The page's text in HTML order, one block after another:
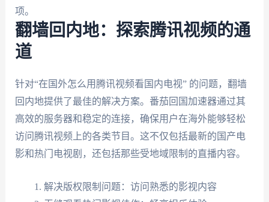
项。
翻墙回内地：探索腾讯视频的通
道
针对“在国外怎么用腾讯视频看国内电视” 的问题，翻墙
回内地提供了最佳的解决方案。番茄回国加速器通过其
高效的服务器和稳定的连接，确保用户在海外能够轻松
访问腾讯视频上的各类节目。这不仅包括最新的国产电
影和热门电视剧，还包括那些受地域限制的直播内容。
解决版权限制问题：访问熟悉的影视内容